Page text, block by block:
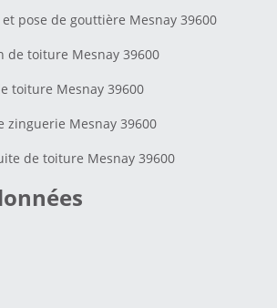
pose de gouttière Mesnay 39600
de toiture Mesnay 39600
toiture Mesnay 39600
zinguerie Mesnay 39600
de toiture Mesnay 39600